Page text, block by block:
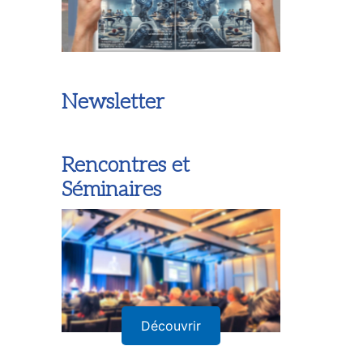
Newsletter
Rencontres et
Séminaires
Découvrir